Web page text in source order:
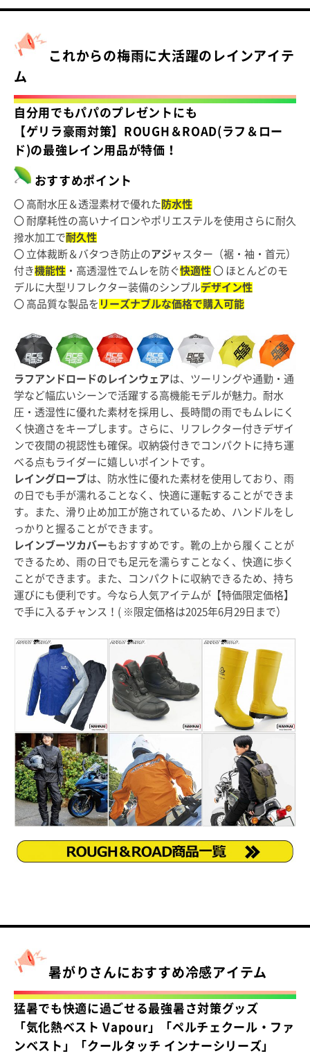
これからの梅雨に大活躍のレインアイテ
ム
自分用でもパパのプレゼントにも
【ゲリラ豪雨対策】ROUGH＆ROAD(ラフ＆ロー
ド)の最強レイン用品が特価！
おすすめポイント
〇 高耐水圧＆透湿素材で優れた 防水性
〇 耐摩耗性の高いナイロンやポリエステルを使用さらに耐久
撥水加工で耐久性
〇 立体裁断＆バタつき防止のアジャスター（裾・袖・首元）
付き機能性 ・高透湿性でムレを防ぐ快適性 〇 ほとんどのモ
デルに大型リフレクター装備のシンプルデザイン性
〇 高品質な製品を リーズナブルな価格で購入可能
ラフアンドロードのレインウェアは、ツーリングや通勤・通
学など幅広いシーンで活躍する高機能モデルが魅力。耐水
圧・透湿性に優れた素材を採用し、長時間の雨でもムレにく
く快適さをキープします。さらに、リフレクター付きデザイ
ンで夜間の視認性も確保。収納袋付きでコンパクトに持ち運
べる点もライダーに嬉しいポイントです。
レイングローブは、防水性に優れた素材を使用しており、雨
の日でも手が濡れることなく、快適に運転することができま
す。また、滑り止め加工が施されているため、ハンドルをし
っかりと握ることができます。
レインブーツカバーもおすすめです。靴の上から履くことが
できるため、雨の日でも足元を濡らすことなく、快適に歩く
ことができます。また、コンパクトに収納できるため、持ち
運びにも便利です。今なら人気アイテムが【特価限定価格】
で手に入るチャンス！( ※限定価格は2025年6月29日まで）
暑がりさんにおすすめ冷感アイテム
猛暑でも快適に過ごせる最強暑さ対策グッズ
「 気化熱ベスト Vapour」「 ペルチェクール・ファ
ンベスト 」「 クールタッチ インナーシリーズ 」